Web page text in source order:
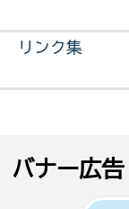
リンク集
バナー広告